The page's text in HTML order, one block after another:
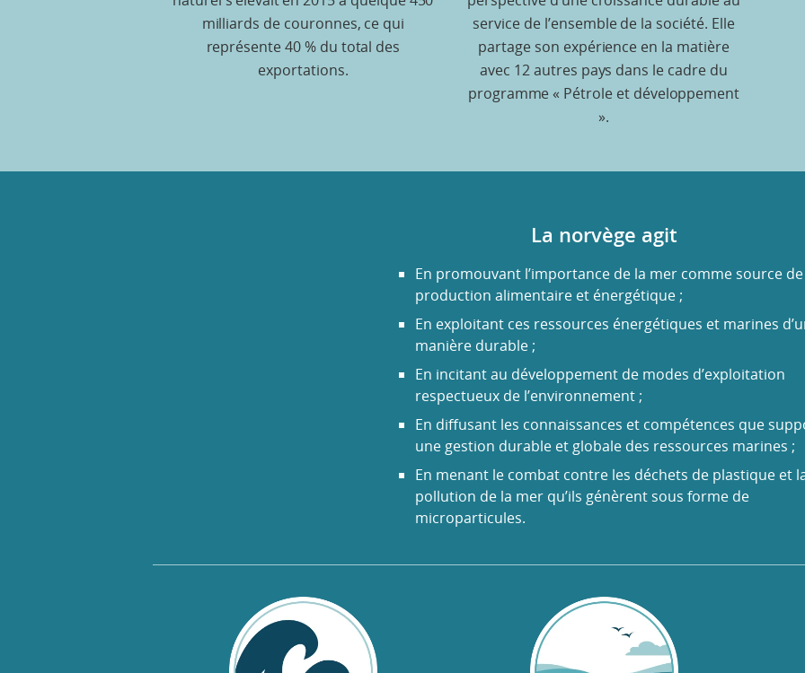
milliards de couronnes, ce qui
représente 40 % du total des
exportations.
service de l’ensemble de la société. Elle
partage son expérience en la matière
avec 12 autres pays dans le cadre du
programme « Pétrole et développement
».
La norvège agit
En promouvant l’importance de la mer comme source de
production alimentaire et énergétique ;
En exploitant ces ressources énergétiques et marines
manière durable ;
En incitant au développement de modes d’exploitation
respectueux de l’environnement ;
En diffusant les connaissances et compétences que
une gestion durable et globale des ressources marines ;
En menant le combat contre les déchets de plastique et
pollution de la mer qu’ils génèrent sous forme de
microparticules.